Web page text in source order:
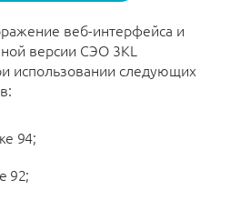
веб-интерфейса и
версии СЭО 3КL
использовании следующих
94;
92;